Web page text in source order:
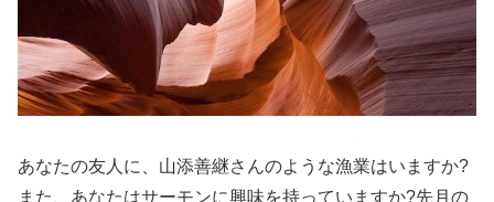
あなたの友人に、山添善継さんのような漁業はいますか?
また、あなたはサーモンに興味を持っていますか?先月の